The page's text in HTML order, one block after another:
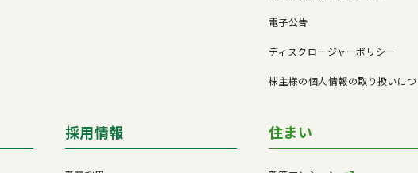
電子公告
ディスクロージャーポリシー
株主様の個人情報の取り扱いに
採用情報 住まい